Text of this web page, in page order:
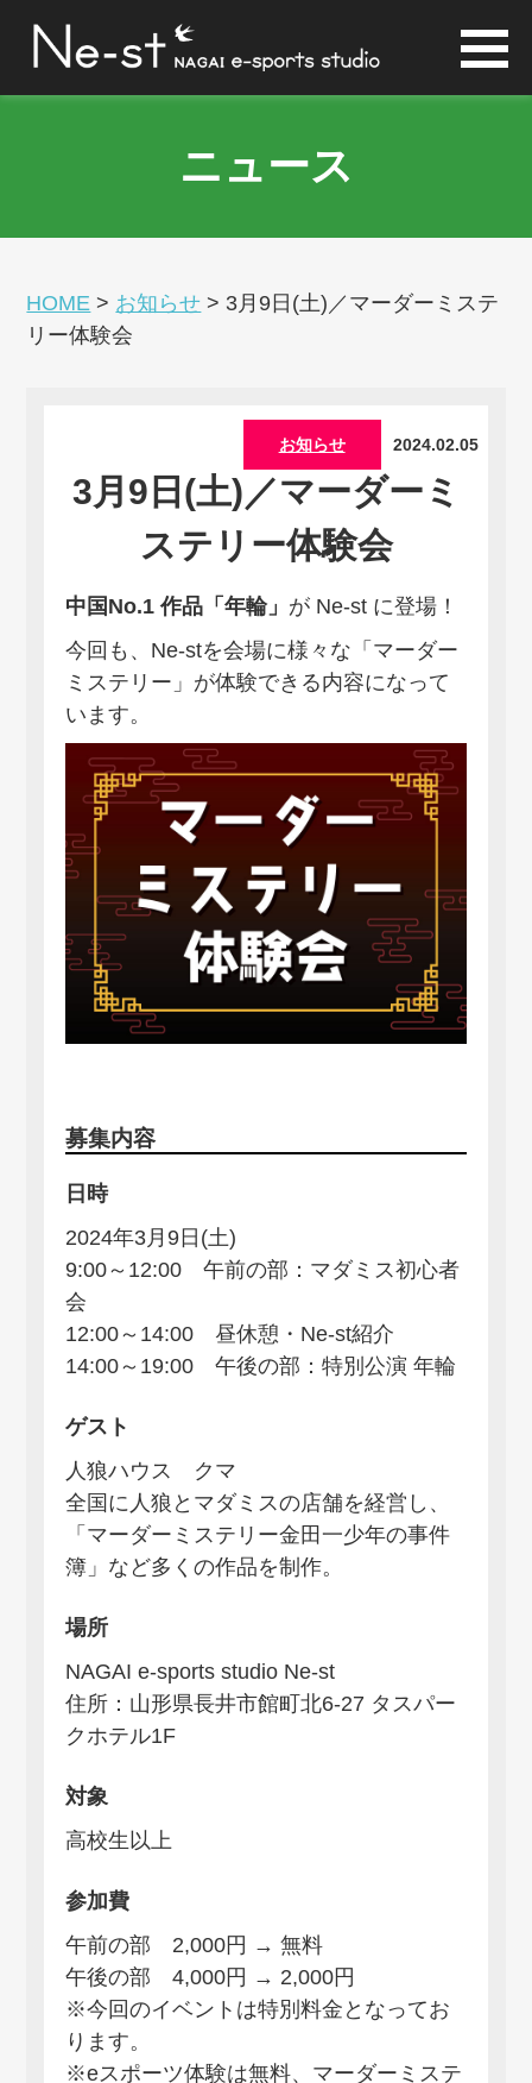
ニュース
HOME > お知らせ > 3月9日(土)／マーダーミステ
リー体験会
お知らせ 2024.02.05
3月9日(土)／マーダーミ
ステリー体験会
中国No.1 作品「年輪」 が Ne-st に登場！
今回も、Ne-stを会場に様々な「マーダー
ミステリー」が体験できる内容になって
います。
募集内容
日時
2024年3月9日(土)
9:00～12:00 午前の部：マダミス初心者
会
12:00～14:00 昼休憩・Ne-st紹介
14:00～19:00 午後の部：特別公演 年輪
ゲスト
人狼ハウス クマ
全国に人狼とマダミスの店舗を経営し、
「マーダーミステリー金田一少年の事件
簿」など多くの作品を制作。
場所
NAGAI e-sports studio Ne-st
住所：山形県長井市館町北6-27 タスパー
クホテル1F
対象
高校生以上
参加費
午前の部 2,000円 → 無料
午後の部 4,000円 → 2,000円
※今回のイベントは特別料金となってお
ります。
※eスポーツ体験は無料、マーダーミステ